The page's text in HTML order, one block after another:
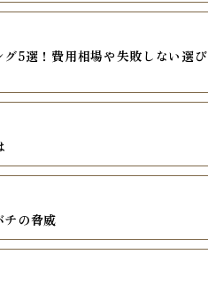
5選！費用相場や失敗しない選び
の脅威